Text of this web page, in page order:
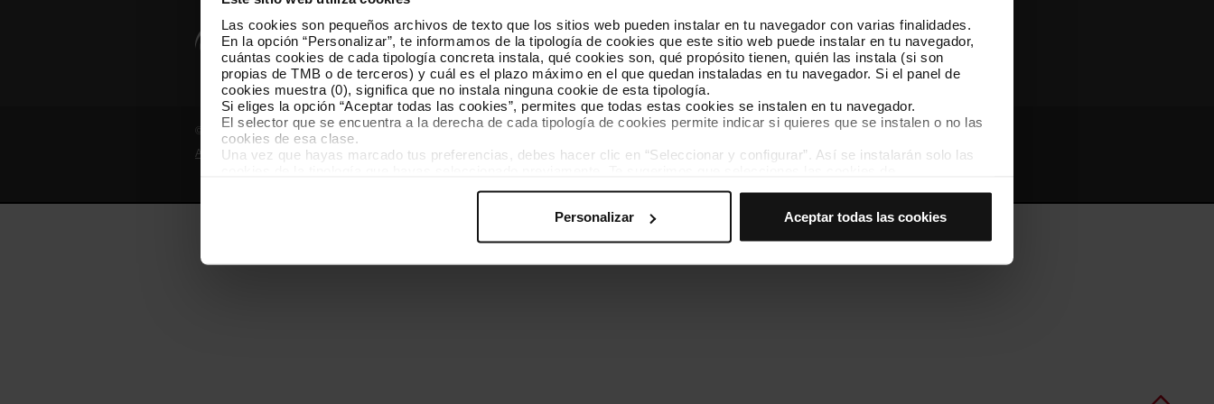
Las cookies son pequeños archivos de texto que los sitios web pueden instalar en tu navegador con varias finalidades.
En la opción “Personalizar”, te informamos de la tipología de cookies que este sitio web puede instalar en tu navegador,
cuántas cookies de cada tipología concreta instala, qué cookies son, qué propósito tienen, quién las instala (si son
propias de TMB o de terceros) y cuál es el plazo máximo en el que quedan instaladas en tu navegador. Si el panel de
cookies muestra (0), significa que no instala ninguna cookie de esta tipología.
Si eliges la opción “Aceptar todas las cookies”, permites que todas estas cookies se instalen en tu navegador.
El selector que se encuentra a la derecha de cada tipología de cookies permite indicar si quieres que se instalen o no las
cookies de esa clase.
Una vez que hayas marcado tus preferencias, debes hacer clic en “Seleccionar y configurar”. Así se instalarán solo las
personalización, porque permiten recordar tus opciones de navegación (como el idioma) y mejoran tu experiencia de
Las cookies necesarias son imprescindibles para el funcionamiento de la web y, por tanto, si no las aceptas, no puedes
“Gestor de cookies”, que encontrarás en el menú de la parte inferior de la web.
Personalizar Aceptar todas las cookies
Conócenos Contacta Otras webs de TMB
© Grupo TMB - Todos los derechos reservados
Aviso legal
Política de privacidad Política de cookies Gestor de cookies Accesibilidad Mapa web Webs de interés Intranet